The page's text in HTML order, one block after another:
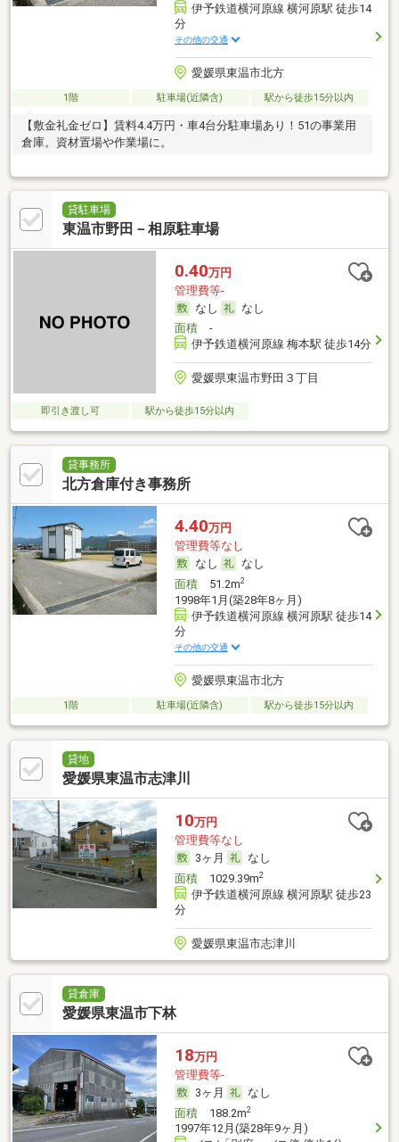
伊予鉄道横河原線 横河原駅 徒歩14
分
その他の交通
愛媛県東温市北方
1階 駐車場(近隣含) 駅から徒歩15分以内
【敷金礼金ゼロ】賃料4.4万円・車4台分駐車場あり！51の事業用
倉庫。資材置場や作業場に。
貸駐車場
東温市野田－相原駐車場
0.40万円
管理費等-
なし
なし
面積-
伊予鉄道横河原線 梅本駅 徒歩14分
愛媛県東温市野田３丁目
即引き渡し可 駅から徒歩15分以内
貸事務所
北方倉庫付き事務所
4.40万円
管理費等なし
なし
なし
面積51.2m2
1998年1月(築28年8ヶ月)
伊予鉄道横河原線 横河原駅 徒歩14
分
その他の交通
愛媛県東温市北方
1階 駐車場(近隣含) 駅から徒歩15分以内
貸地
愛媛県東温市志津川
10万円
管理費等なし
3ヶ月
なし
面積1029.39m2
伊予鉄道横河原線 横河原駅 徒歩23
分
愛媛県東温市志津川
貸倉庫
愛媛県東温市下林
18万円
管理費等-
3ヶ月
なし
面積188.2m2
1997年12月(築28年9ヶ月)